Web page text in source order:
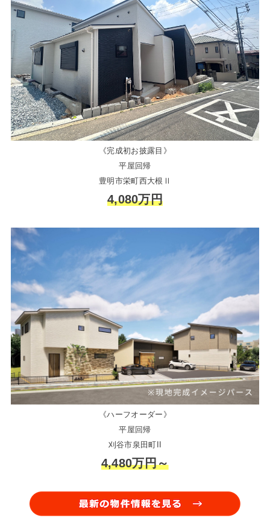
《完成初お披露目》
平屋回帰
豊明市栄町西大根Ⅱ
4,080万円
《ハーフオーダー》
平屋回帰
刈谷市泉田町II
4,480万円～